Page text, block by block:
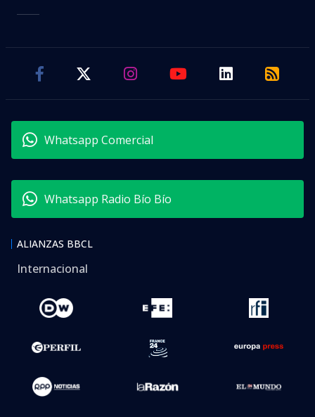
Whatsapp Comercial
Whatsapp Radio Bío Bío
ALIANZAS BBCL
Internacional